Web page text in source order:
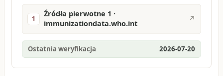
1
Źródła pierwotne 1 ·
immunizationdata.who.int
↗
Ostatnia weryfikacja 2026-07-20